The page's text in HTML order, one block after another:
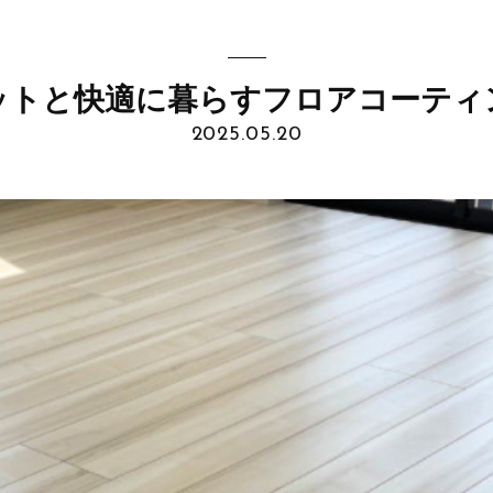
トと快適に暮らすフロアコーティ
2025.05.20